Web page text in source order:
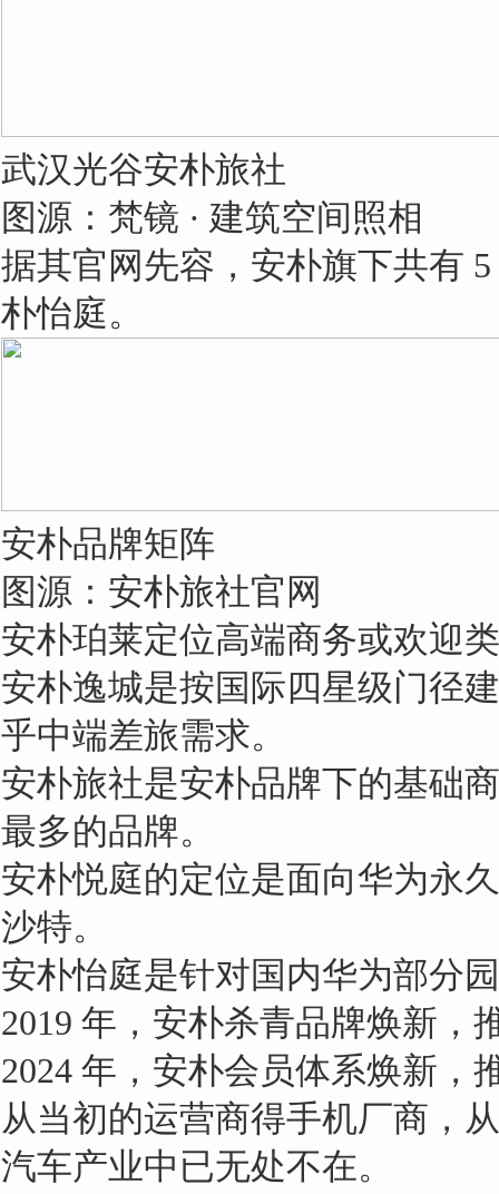
武汉光谷安朴旅社
图源：梵镜 · 建筑空间照相
据其官网先容，安朴旗下共有
朴怡庭。
安朴品牌矩阵
图源：安朴旅社官网
安朴珀莱定位高端商务或欢迎
安朴逸城是按国际四星级门径
乎中端差旅需求。
安朴旅社是安朴品牌下的基础
最多的品牌。
安朴悦庭的定位是面向华为永
沙特。
安朴怡庭是针对国内华为部分
2019 年，安朴杀青品牌焕新，
2024 年，安朴会员体系焕新，
从当初的运营商得手机厂商，
汽车产业中已无处不在。